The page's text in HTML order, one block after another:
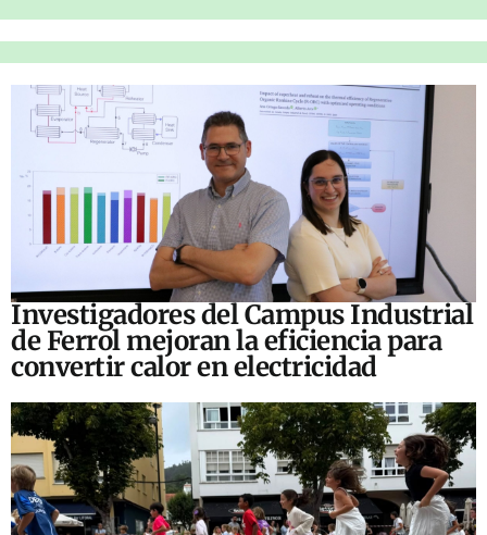
Investigadores del Campus Industrial
de Ferrol mejoran la eficiencia para
convertir calor en electricidad